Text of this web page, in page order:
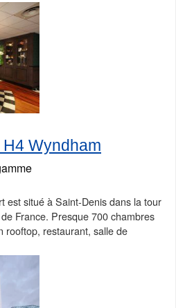
Wyndham
est situé à Saint-Denis dans la tour
France. Presque 700 chambres
rooftop, restaurant, salle de